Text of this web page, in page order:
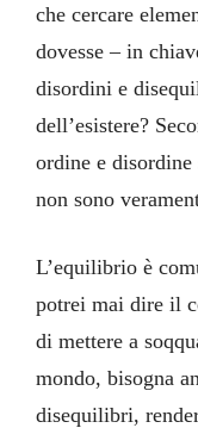
che cercare
dovesse – in
disordini e
dell’esistere?
ordine e
non sono
L’equilibrio è
potrei mai dire il
di mettere a
mondo, bisogna
disequilibri,